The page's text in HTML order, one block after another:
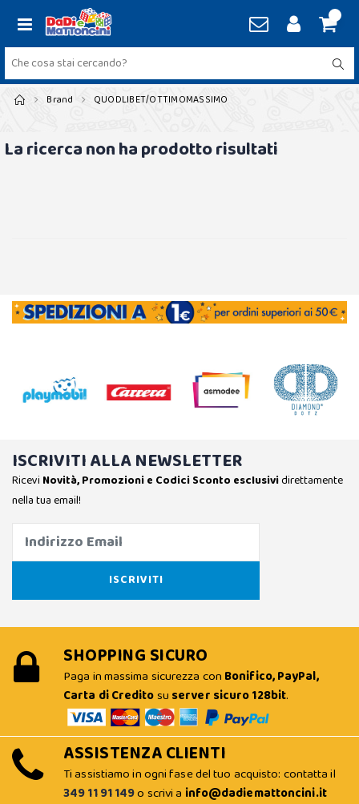
Brand QUODLIBET/OTTIMOMASSIMO
La ricerca non ha prodotto risultati
ISCRIVITI ALLA NEWSLETTER
Ricevi Novità, Promozioni e Codici Sconto esclusividirettamente
nella tua email!
SHOPPING SICURO
Paga in massima sicurezza con Bonifico, PayPal,
Carta di Creditosu server sicuro 128bit.
ASSISTENZA CLIENTI
Ti assistiamo in ogni fase del tuo acquisto: contatta il
349 11 91 149o scrivi a info@dadiemattoncini.it